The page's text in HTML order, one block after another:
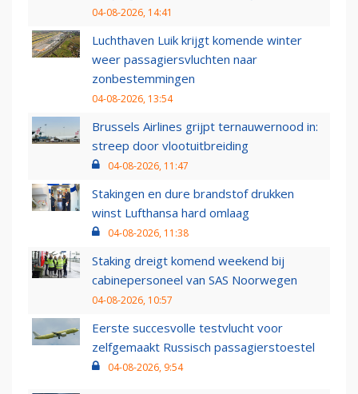
04-08-2026, 14:41
Luchthaven Luik krijgt komende winter
weer passagiersvluchten naar
zonbestemmingen
04-08-2026, 13:54
Brussels Airlines grijpt ternauwernood in:
streep door vlootuitbreiding
04-08-2026, 11:47
Stakingen en dure brandstof drukken
winst Lufthansa hard omlaag
04-08-2026, 11:38
Staking dreigt komend weekend bij
cabinepersoneel van SAS Noorwegen
04-08-2026, 10:57
Eerste succesvolle testvlucht voor
zelfgemaakt Russisch passagierstoestel
04-08-2026, 9:54